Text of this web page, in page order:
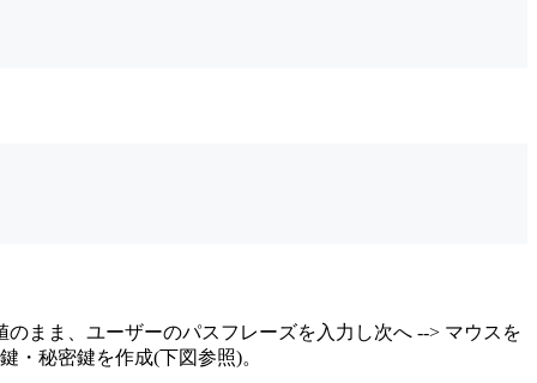
まま、ユーザーのパスフレーズを入力し次へ --> マウスを
・秘密鍵を作成(下図参照)。